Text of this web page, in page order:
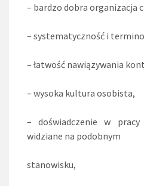
– bardzo dobra organizacja
– systematyczność i
– łatwość nawiązywania
– wysoka kultura osobista,
– doświadczenie w
widziane na podobnym
stanowisku,